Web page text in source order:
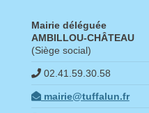
Mairie déléguée
AMBILLOU-CHÂTEAU
(Siège social)
02.41.59.30.58
mairie@tuffalun.fr